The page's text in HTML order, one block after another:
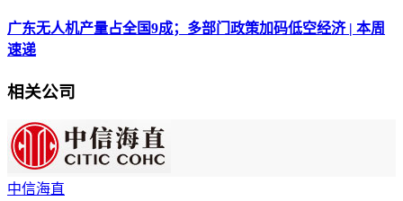
广东无人机产量占全国9成；多部门政策加码低空经济 | 本周
速递
相关公司
中信海直